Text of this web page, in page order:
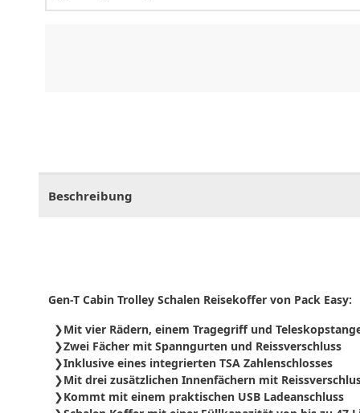
Beschreibung
Gen-T Cabin Trolley Schalen Reisekoffer von Pack Easy:
Mit vier Rädern, einem Tragegriff und
Zwei Fächer mit Spanngurten und Reissverschluss
Inklusive eines integrierten TSA Zahlenschlosses
Mit drei zusätzlichen Innenfächern mit
Kommt mit einem praktischen USB Ladeanschluss